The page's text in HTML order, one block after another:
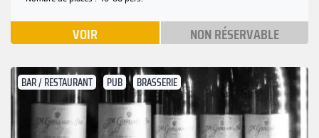
VOIR NON RÉSERVABLE
BAR / RESTAURANT PUB BRASSERIE